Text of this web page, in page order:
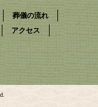
葬儀の流れ
アクセス